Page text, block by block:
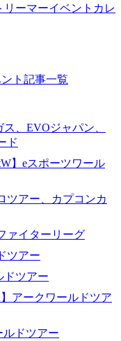
ーマーイベントカレ
ト記事一覧
、EVOジャパン、
ド
】eスポーツワール
ツアー、カプコンカ
ァイターリーグ
ツアー
ドツアー
アークワールドツア
ルドツアー